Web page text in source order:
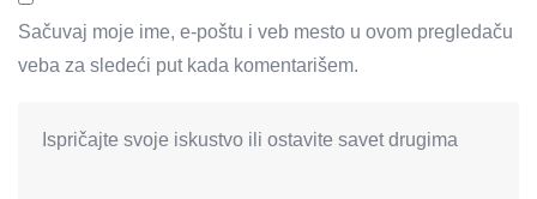
Sačuvaj moje ime, e-poštu i veb mesto u ovom pregledaču
veba za sledeći put kada komentarišem.